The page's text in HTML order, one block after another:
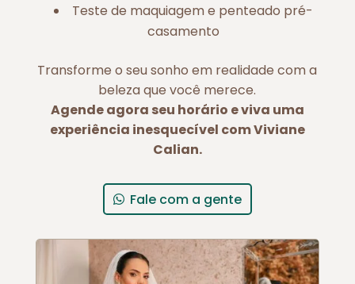
Teste de maquiagem e penteado pré-
casamento
Transforme o seu sonho em realidade com a
beleza que você merece.
Agende agora seu horário e viva uma
experiência inesquecível com Viviane
Calian.
Fale com a gente